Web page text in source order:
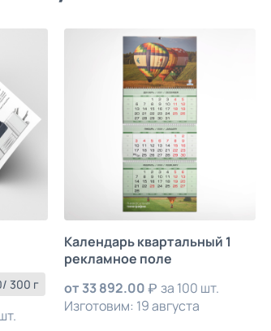
300 г
Календарь квартальный 1
рекламное поле
от 33 892.00
за 100 шт.
Изготовим: 19 августа